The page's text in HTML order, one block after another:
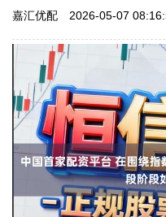
嘉汇优配 2026-05-07